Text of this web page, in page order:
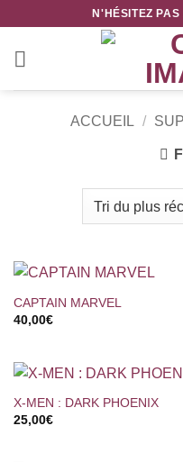
contenu
N'HÉSITEZ
ACCUEIL /
CAPTAIN MARVEL
40,00€
X-MEN : DARK PHOENIX
25,00€